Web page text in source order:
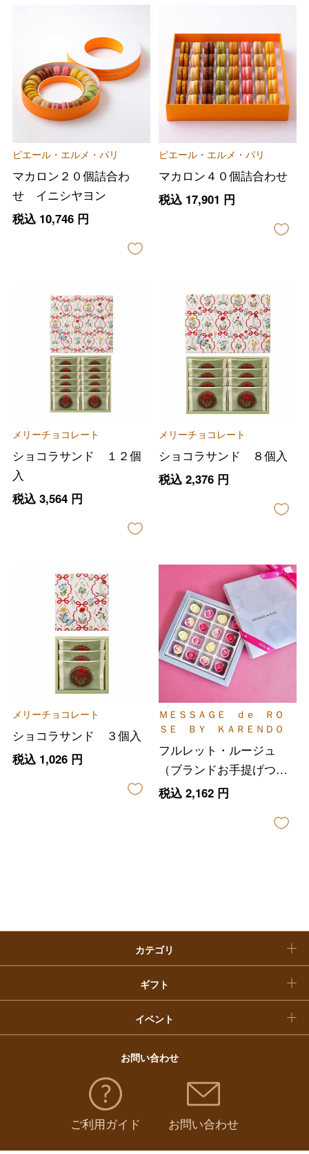
ピエール・エルメ・パリ
マカロン２０個詰合わ
せ イニシヤヨン
税込 10,746円
ピエール・エルメ・パリ
マカロン４０個詰合わせ
税込 17,901 円
メリーチョコレート
ショコラサンド １２個
入
税込 3,564円
メリーチョコレート
ショコラサンド ８個入
税込 2,376円
メリーチョコレート
ショコラサンド ３個入
税込 1,026円
ＭＥＳＳＡＧＥ ｄｅ ＲＯ
ＳＥ ＢＹ ＫＡＲＥＮＤＯ
フルレット・ルージュ
（ブランドお手提げつ
き）
税込 2,162円
カテゴリ
フード＆スイーツ
ビューティー
ファッション
ホーム＆インテリア
ベビー＆キッズ
ギフト
大丸・松坂屋のギフト
出産内祝い
結婚内祝い
お香典返し
イベント
バレンタインチョコレート
ホワイトデー
母の日
父の日
お中元
福袋
お問い合わせ
ご利用ガイド お問い合わせ